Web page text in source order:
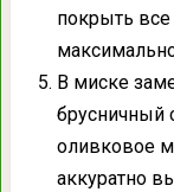
покрыть
В миске
брусничный
оливковое
аккуратно